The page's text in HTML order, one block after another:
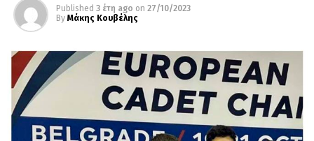
Published 3 έτη ago on 27/10/2023
By Μάκης Κουβέλης